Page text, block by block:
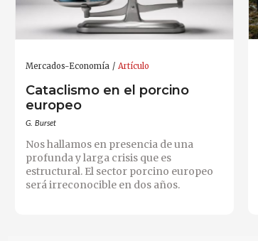
Mercados-Economía Artículo
Cataclismo en el porcino
europeo
G. Burset
Nos hallamos en presencia de una
profunda y larga crisis que es
estructural. El sector porcino europeo
será irreconocible en dos años.